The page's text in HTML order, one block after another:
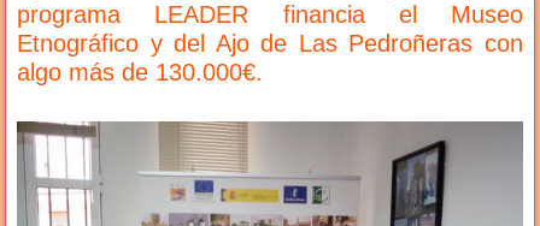
programa LEADER financia el Museo
Etnográfico y del Ajo de Las Pedroñeras con
algo más de 130.000€.